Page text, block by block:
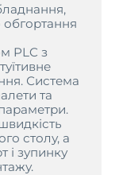
PLC з
Система
та
столу, а
і зупинку